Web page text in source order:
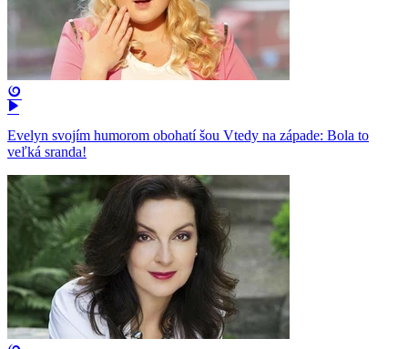
Evelyn svojím humorom obohatí šou Vtedy na západe: Bola to
veľká sranda!